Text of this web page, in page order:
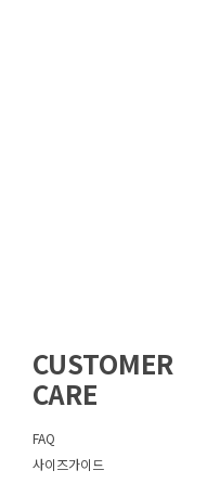
CUSTOMER
CARE
FAQ
사이즈가이드